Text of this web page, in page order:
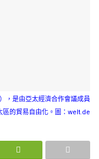
，是由亞太經濟合作會議成員
區的貿易自由化。圖：welt.de